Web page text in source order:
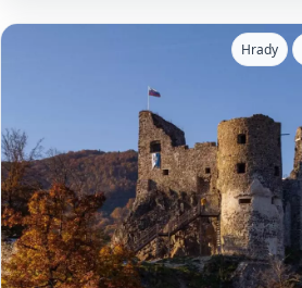
Hrady